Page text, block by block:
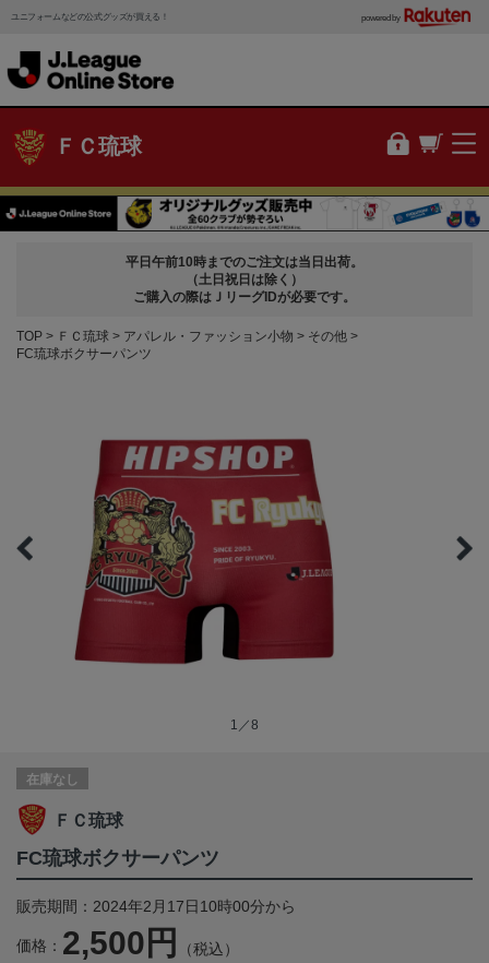
ユニフォームなどの公式グッズが買える！ powered by
ＦＣ琉球
平日午前10時までのご注文は当日出荷。
（土日祝日は除く）
ご購入の際はＪリーグIDが必要です。
TOP ＦＣ琉球 アパレル・ファッション小物
その他
FC琉球ボクサーパンツ
1／8
在庫なし
ＦＣ琉球
FC琉球ボクサーパンツ
販売期間：2024年2月17日10時00分から
価格： 2,500円 （税込）